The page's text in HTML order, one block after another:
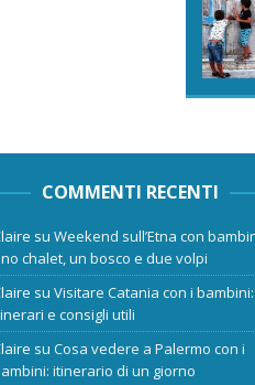
COMMENTI RECENTI
suWeekend sull’Etna con
chalet, un bosco e due volpi
suVisitare Catania con i bambini:
e consigli utili
suCosa vedere a Palermo con i
itinerario di un giorno